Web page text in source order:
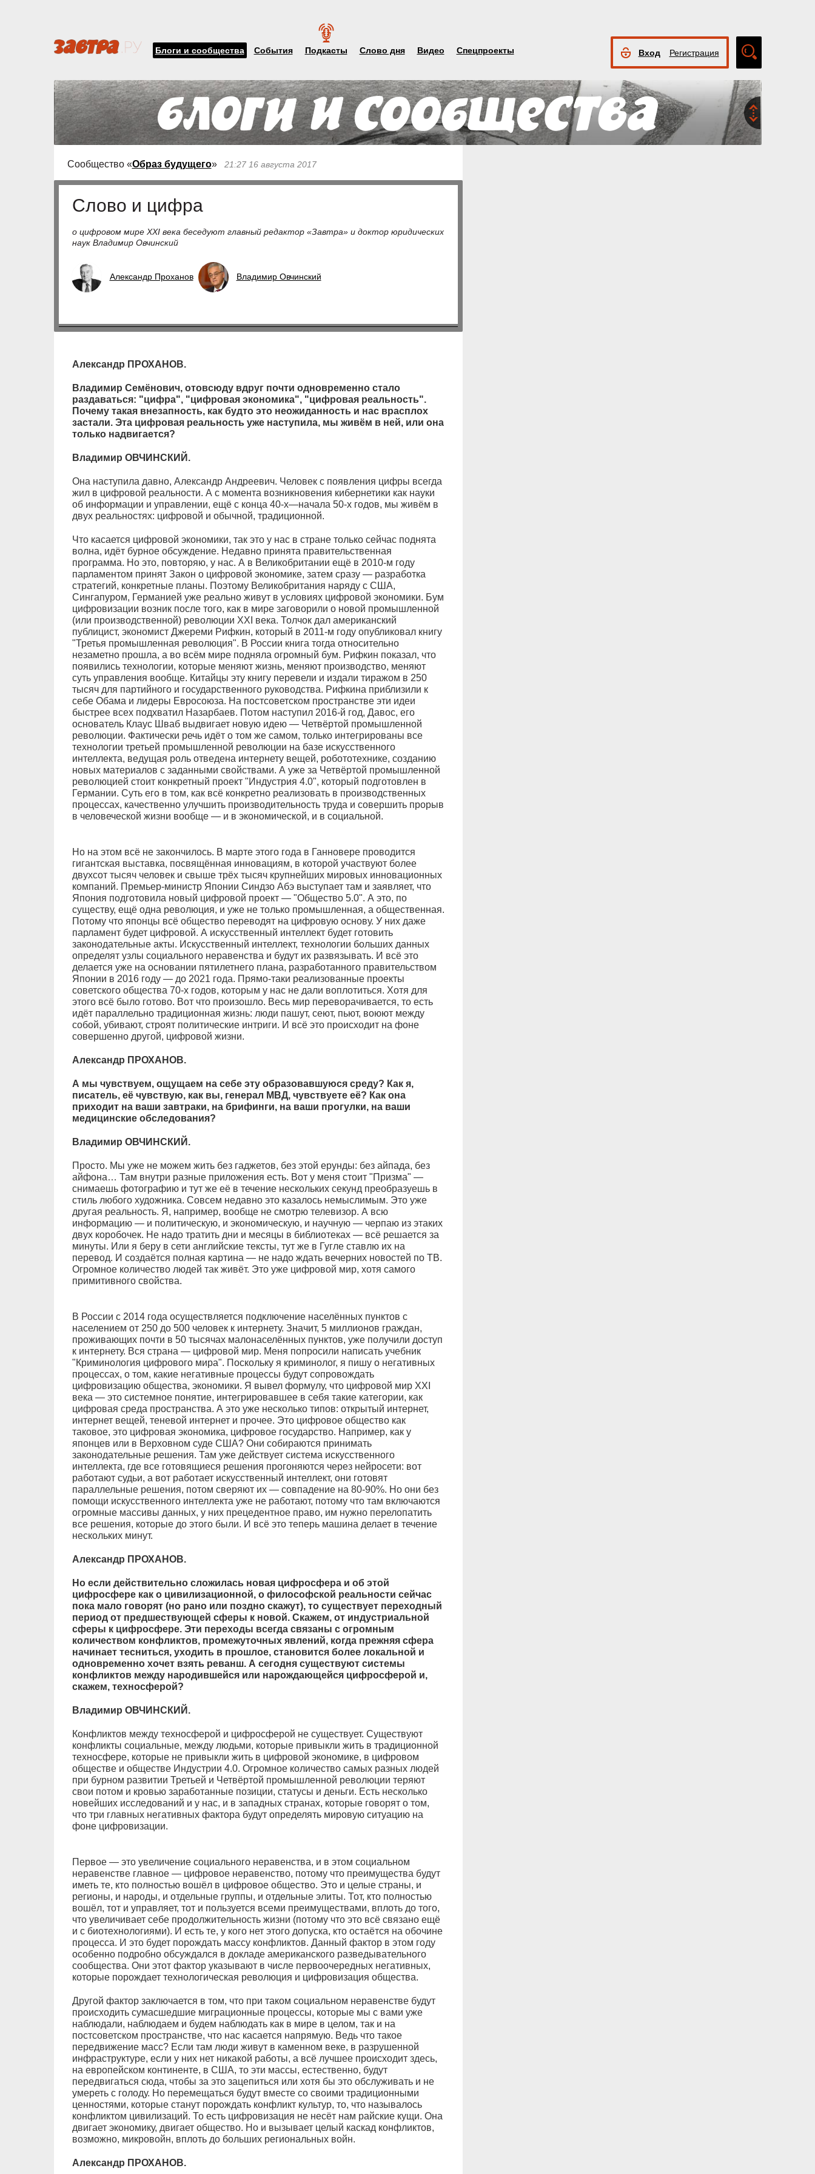
Блоги и сообщества События Подкасты Слово дня Видео Спецпроекты Вход Регистрация
Сообщество «Образ будущего» 21:27 16 августа 2017
Слово и цифра
о цифровом мире XXI века беседуют главный редактор «Завтра» и доктор юридических
наук Владимир Овчинский
Александр Проханов Владимир Овчинский
Александр ПРОХАНОВ.
Владимир Семёнович, отовсюду вдруг почти одновременно стало
раздаваться: "цифра", "цифровая экономика", "цифровая реальность".
Почему такая внезапность, как будто это неожиданность и нас врасплох
застали. Эта цифровая реальность уже наступила, мы живём в ней, или она
только надвигается?
Владимир ОВЧИНСКИЙ.
Она наступила давно, Александр Андреевич. Человек с появления цифры всегда
жил в цифровой реальности. А с момента возникновения кибернетики как науки
об информации и управлении, ещё с конца 40-х—начала 50-х годов, мы живём в
двух реальностях: цифровой и обычной, традиционной.
Что касается цифровой экономики, так это у нас в стране только сейчас поднята
волна, идёт бурное обсуждение. Недавно принята правительственная
программа. Но это, повторяю, у нас. А в Великобритании ещё в 2010-м году
парламентом принят Закон о цифровой экономике, затем сразу — разработка
стратегий, конкретные планы. Поэтому Великобритания наряду с США,
Сингапуром, Германией уже реально живут в условиях цифровой экономики. Бум
цифровизации возник после того, как в мире заговорили о новой промышленной
(или производственной) революции XXI века. Толчок дал американский
публицист, экономист Джереми Рифкин, который в 2011-м году опубликовал книгу
"Третья промышленная революция". В России книга тогда относительно
незаметно прошла, а во всём мире подняла огромный бум. Рифкин показал, что
появились технологии, которые меняют жизнь, меняют производство, меняют
суть управления вообще. Китайцы эту книгу перевели и издали тиражом в 250
тысяч для партийного и государственного руководства. Рифкина приблизили к
себе Обама и лидеры Евросоюза. На постсоветском пространстве эти идеи
быстрее всех подхватил Назарбаев. Потом наступил 2016-й год, Давос, его
основатель Клаус Шваб выдвигает новую идею — Четвёртой промышленной
революции. Фактически речь идёт о том же самом, только интегрированы все
технологии третьей промышленной революции на базе искусственного
интеллекта, ведущая роль отведена интернету вещей, робототехнике, созданию
новых материалов с заданными свойствами. А уже за Четвёртой промышленной
революцией стоит конкретный проект "Индустрия 4.0", который подготовлен в
Германии. Суть его в том, как всё конкретно реализовать в производственных
процессах, качественно улучшить производительность труда и совершить прорыв
в человеческой жизни вообще — и в экономической, и в социальной.
Но на этом всё не закончилось. В марте этого года в Ганновере проводится
гигантская выставка, посвящённая инновациям, в которой участвуют более
двухсот тысяч человек и свыше трёх тысяч крупнейших мировых инновационных
компаний. Премьер-министр Японии Синдзо Абэ выступает там и заявляет, что
Япония подготовила новый цифровой проект — "Общество 5.0". А это, по
существу, ещё одна революция, и уже не только промышленная, а общественная.
Потому что японцы всё общество переводят на цифровую основу. У них даже
парламент будет цифровой. А искусственный интеллект будет готовить
законодательные акты. Искусственный интеллект, технологии больших данных
определят узлы социального неравенства и будут их развязывать. И всё это
делается уже на основании пятилетнего плана, разработанного правительством
Японии в 2016 году — до 2021 года. Прямо-таки реализованные проекты
советского общества 70-х годов, которым у нас не дали воплотиться. Хотя для
этого всё было готово. Вот что произошло. Весь мир переворачивается, то есть
идёт параллельно традиционная жизнь: люди пашут, сеют, пьют, воюют между
собой, убивают, строят политические интриги. И всё это происходит на фоне
совершенно другой, цифровой жизни.
Александр ПРОХАНОВ.
А мы чувствуем, ощущаем на себе эту образовавшуюся среду? Как я,
писатель, её чувствую, как вы, генерал МВД, чувствуете её? Как она
приходит на ваши завтраки, на брифинги, на ваши прогулки, на ваши
медицинские обследования?
Владимир ОВЧИНСКИЙ.
Просто. Мы уже не можем жить без гаджетов, без этой ерунды: без айпада, без
айфона… Там внутри разные приложения есть. Вот у меня стоит "Призма" —
снимаешь фотографию и тут же её в течение нескольких секунд преобразуешь в
стиль любого художника. Совсем недавно это казалось немыслимым. Это уже
другая реальность. Я, например, вообще не смотрю телевизор. А всю
информацию — и политическую, и экономическую, и научную — черпаю из этаких
двух коробочек. Не надо тратить дни и месяцы в библиотеках — всё решается за
минуты. Или я беру в сети английские тексты, тут же в Гугле ставлю их на
перевод. И создаётся полная картина — не надо ждать вечерних новостей по ТВ.
Огромное количество людей так живёт. Это уже цифровой мир, хотя самого
примитивного свойства.
В России с 2014 года осуществляется подключение населённых пунктов с
населением от 250 до 500 человек к интернету. Значит, 5 миллионов граждан,
проживающих почти в 50 тысячах малонаселённых пунктов, уже получили доступ
к интернету. Вся страна — цифровой мир. Меня попросили написать учебник
"Криминология цифрового мира". Поскольку я криминолог, я пишу о негативных
процессах, о том, какие негативные процессы будут сопровождать
цифровизацию общества, экономики. Я вывел формулу, что цифровой мир XXI
века — это системное понятие, интегрировавшее в себя такие категории, как
цифровая среда пространства. А это уже несколько типов: открытый интернет,
интернет вещей, теневой интернет и прочее. Это цифровое общество как
таковое, это цифровая экономика, цифровое государство. Например, как у
японцев или в Верховном суде США? Они собираются принимать
законодательные решения. Там уже действует система искусственного
интеллекта, где все готовящиеся решения прогоняются через нейросети: вот
работают судьи, а вот работает искусственный интеллект, они готовят
параллельные решения, потом сверяют их — совпадение на 80-90%. Но они без
помощи искусственного интеллекта уже не работают, потому что там включаются
огромные массивы данных, у них прецедентное право, им нужно перелопатить
все решения, которые до этого были. И всё это теперь машина делает в течение
нескольких минут.
Александр ПРОХАНОВ.
Но если действительно сложилась новая цифросфера и об этой
цифросфере как о цивилизационной, о философской реальности сейчас
пока мало говорят (но рано или поздно скажут), то существует переходный
период от предшествующей сферы к новой. Скажем, от индустриальной
сферы к цифросфере. Эти переходы всегда связаны с огромным
количеством конфликтов, промежуточных явлений, когда прежняя сфера
начинает тесниться, уходить в прошлое, становится более локальной и
одновременно хочет взять реванш. А сегодня существуют системы
конфликтов между народившейся или нарождающейся цифросферой и,
скажем, техносферой?
Владимир ОВЧИНСКИЙ.
Конфликтов между техносферой и цифросферой не существует. Существуют
конфликты социальные, между людьми, которые привыкли жить в традиционной
техносфере, которые не привыкли жить в цифровой экономике, в цифровом
обществе и обществе Индустрии 4.0. Огромное количество самых разных людей
при бурном развитии Третьей и Четвёртой промышленной революции теряют
свои потом и кровью заработанные позиции, статусы и деньги. Есть несколько
новейших исследований и у нас, и в западных странах, которые говорят о том,
что три главных негативных фактора будут определять мировую ситуацию на
фоне цифровизации.
Первое — это увеличение социального неравенства, и в этом социальном
неравенстве главное — цифровое неравенство, потому что преимущества будут
иметь те, кто полностью вошёл в цифровое общество. Это и целые страны, и
регионы, и народы, и отдельные группы, и отдельные элиты. Тот, кто полностью
вошёл, тот и управляет, тот и пользуется всеми преимуществами, вплоть до того,
что увеличивает себе продолжительность жизни (потому что это всё связано ещё
и с биотехнологиями). И есть те, у кого нет этого допуска, кто остаётся на обочине
процесса. И это будет порождать массу конфликтов. Данный фактор в этом году
особенно подробно обсуждался в докладе американского разведывательного
сообщества. Они этот фактор указывают в числе первоочередных негативных,
которые порождает технологическая революция и цифровизация общества.
Другой фактор заключается в том, что при таком социальном неравенстве будут
происходить сумасшедшие миграционные процессы, которые мы с вами уже
наблюдали, наблюдаем и будем наблюдать как в мире в целом, так и на
постсоветском пространстве, что нас касается напрямую. Ведь что такое
передвижение масс? Если там люди живут в каменном веке, в разрушенной
инфраструктуре, если у них нет никакой работы, а всё лучшее происходит здесь,
на европейском континенте, в США, то эти массы, естественно, будут
передвигаться сюда, чтобы за это зацепиться или хотя бы это обслуживать и не
умереть с голоду. Но перемещаться будут вместе со своими традиционными
ценностями, которые станут порождать конфликт культур, то, что называлось
конфликтом цивилизаций. То есть цифровизация не несёт нам райские кущи. Она
двигает экономику, двигает общество. Но и вызывает целый каскад конфликтов,
возможно, микровойн, вплоть до больших региональных войн.
Александр ПРОХАНОВ.